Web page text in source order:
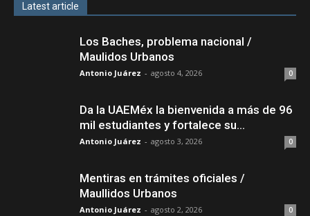
Latest article
Los Baches, problema nacional /
Maulidos Urbanos
Antonio Juárez - agosto 4, 2026 0
Da la UAEMéx la bienvenida a más de 96
mil estudiantes y fortalece su...
Antonio Juárez - agosto 3, 2026 0
Mentiras en trámites oficiales /
Maullidos Urbanos
Antonio Juárez - agosto 2, 2026 0